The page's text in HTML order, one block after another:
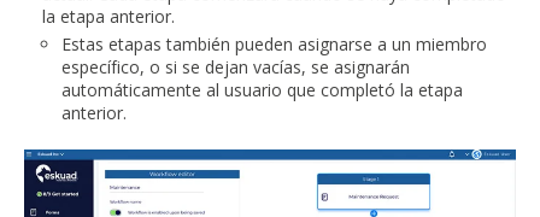
la etapa anterior.
Estas etapas también pueden asignarse a un miembro
específico, o si se dejan vacías, se asignarán
automáticamente al usuario que completó la etapa
anterior.